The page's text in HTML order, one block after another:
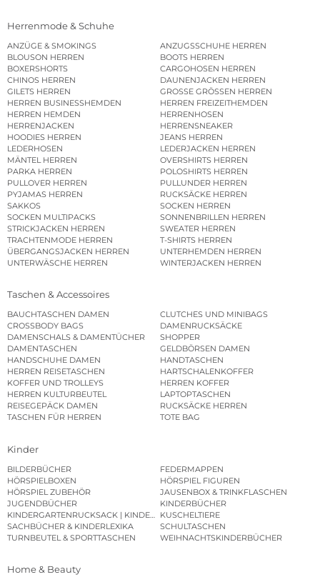
Herrenmode & Schuhe
ANZÜGE & SMOKINGS
ANZUGSSCHUHE HERREN
BLOUSON HERREN
BOOTS HERREN
BOXERSHORTS
CARGOHOSEN HERREN
CHINOS HERREN
DAUNENJACKEN HERREN
GILETS HERREN
GROSSE GRÖSSEN HERREN
HERREN BUSINESSHEMDEN
HERREN FREIZEITHEMDEN
HERREN HEMDEN
HERRENHOSEN
HERRENJACKEN
HERRENSNEAKER
HOODIES HERREN
JEANS HERREN
LEDERHOSEN
LEDERJACKEN HERREN
MÄNTEL HERREN
OVERSHIRTS HERREN
PARKA HERREN
POLOSHIRTS HERREN
PULLOVER HERREN
PULLUNDER HERREN
PYJAMAS HERREN
RUCKSÄCKE HERREN
SAKKOS
SOCKEN HERREN
SOCKEN MULTIPACKS
SONNENBRILLEN HERREN
STRICKJACKEN HERREN
SWEATER HERREN
TRACHTENMODE HERREN
T-SHIRTS HERREN
ÜBERGANGSJACKEN HERREN
UNTERHEMDEN HERREN
UNTERWÄSCHE HERREN
WINTERJACKEN HERREN
Taschen & Accessoires
BAUCHTASCHEN DAMEN
CLUTCHES UND MINIBAGS
CROSSBODY BAGS
DAMENRUCKSÄCKE
DAMENSCHALS & DAMENTÜCHER
SHOPPER
DAMENTASCHEN
GELDBÖRSEN DAMEN
HANDSCHUHE DAMEN
HANDTASCHEN
HERREN REISETASCHEN
HARTSCHALENKOFFER
KOFFER UND TROLLEYS
HERREN KOFFER
HERREN KULTURBEUTEL
LAPTOPTASCHEN
REISEGEPÄCK DAMEN
RUCKSÄCKE HERREN
TASCHEN FÜR HERREN
TOTE BAG
Kinder
BILDERBÜCHER
FEDERMAPPEN
HÖRSPIELBOXEN
HÖRSPIEL FIGUREN
HÖRSPIEL ZUBEHÖR
JAUSENBOX & TRINKFLASCHEN
JUGENDBÜCHER
KINDERBÜCHER
KINDERGARTENRUCKSACK | KINDERGARTENBEUTEL
KUSCHELTIERE
SACHBÜCHER & KINDERLEXIKA
SCHULTASCHEN
TURNBEUTEL & SPORTTASCHEN
WEIHNACHTSKINDERBÜCHER
Home & Beauty